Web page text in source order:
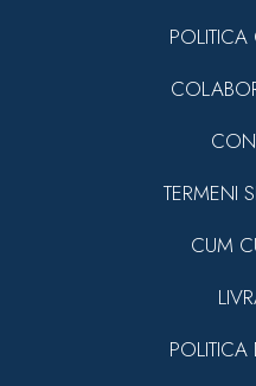
TERMENI
CUM
POLITICA